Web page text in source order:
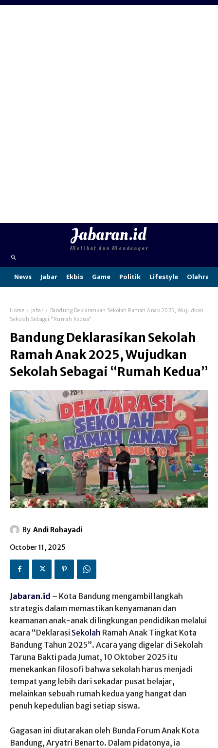
Jabaran.id
Melihat dan Mendengar
News Jabar Ekbis Game Politik Lifestyle Olahraga
Home Jabar
Bandung Deklarasikan Sekolah Ramah Anak 2025, Wujudkan
Sekolah Sebagai "Rumah Kedua"
Bandung Deklarasikan Sekolah
Ramah Anak 2025, Wujudkan
Sekolah Sebagai “Rumah Kedua”
By Andi Rohayadi
October 11, 2025
Jabaran.id – Kota Bandung mengambil langkah
strategis dalam memastikan kenyamanan dan
keamanan anak-anak di lingkungan pendidikan melalui
acara “Deklarasi Sekolah Ramah Anak Tingkat Kota
Bandung Tahun 2025”. Acara yang digelar di Sekolah
Taruna Bakti pada Jumat, 10 Oktober 2025 itu
menekankan filosofi bahwa sekolah harus menjadi
tempat yang lebih dari sekadar pusat belajar,
melainkan sebuah rumah kedua yang hangat dan
penuh kepedulian bagi setiap siswa.
Gagasan ini diutarakan oleh Bunda Forum Anak Kota
Bandung, Aryatri Benarto. Dalam pidatonya, ia